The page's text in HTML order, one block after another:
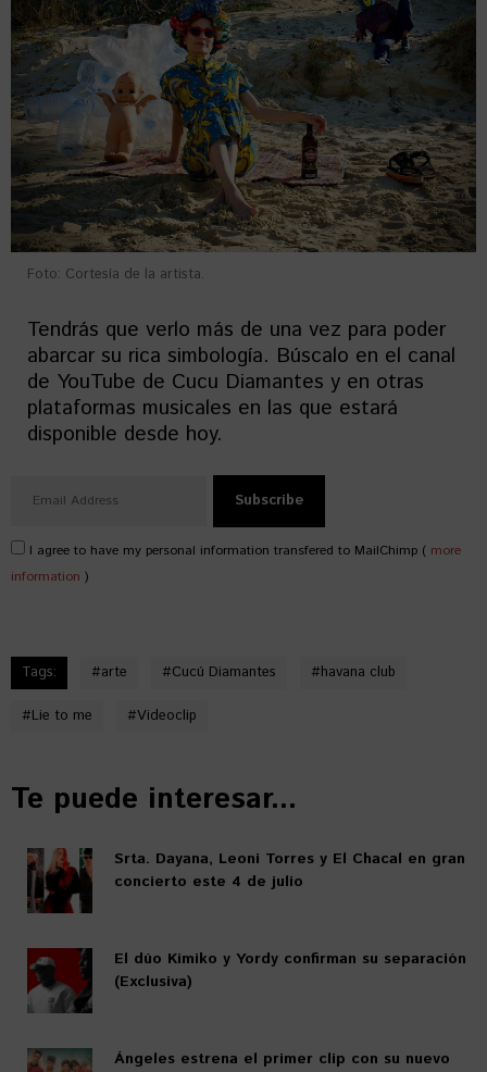
Foto: Cortesía de la artista.
Tendrás que verlo más de una vez para poder
abarcar su rica simbología. Búscalo en el canal
de YouTube de Cucu Diamantes y en otras
plataformas musicales en las que estará
disponible desde hoy.
I agree to have my personal information transfered to MailChimp ( more
information )
Tags: #arte #Cucú Diamantes #havana club
#Lie to me #Videoclip
Te puede interesar...
Srta. Dayana, Leoni Torres y El Chacal en gran
concierto este 4 de julio
El dúo Kímiko y Yordy confirman su separación
(Exclusiva)
Ángeles estrena el primer clip con su nuevo